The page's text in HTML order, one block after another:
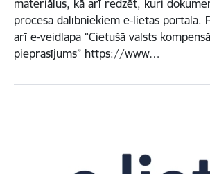
materiālus, kā arī redzēt, kuri
procesa dalībniekiem e-lietas portālā.
arī e-veidlapa “Cietušā valsts
pieprasījums” https://www…